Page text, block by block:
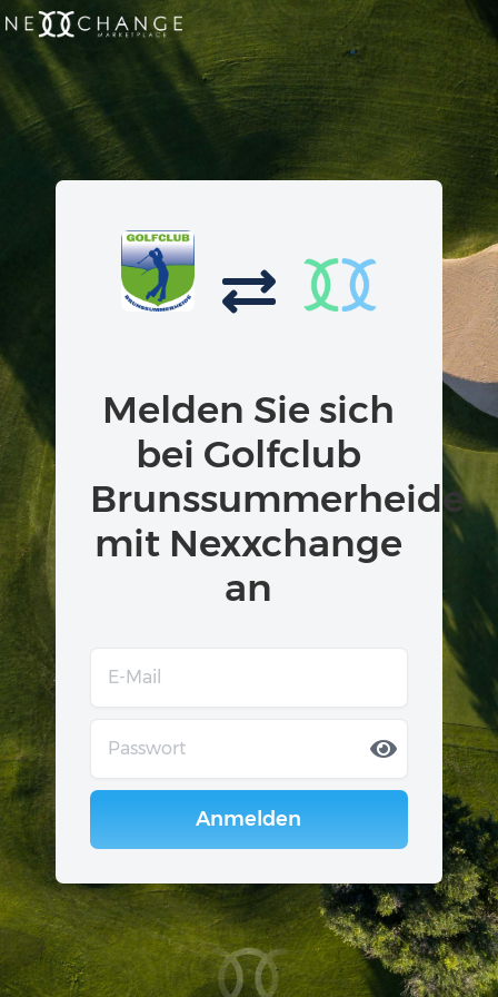
Melden Sie sich
bei Golfclub
Brunssummerheide
mit Nexxchange
an
Anmelden